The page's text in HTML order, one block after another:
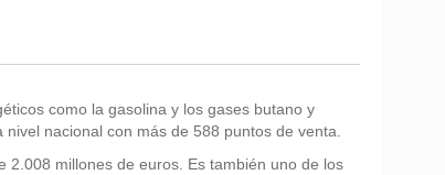
como la gasolina y los gases butano y
nacional con más de 588 puntos de venta.
millones de euros. Es también uno de los